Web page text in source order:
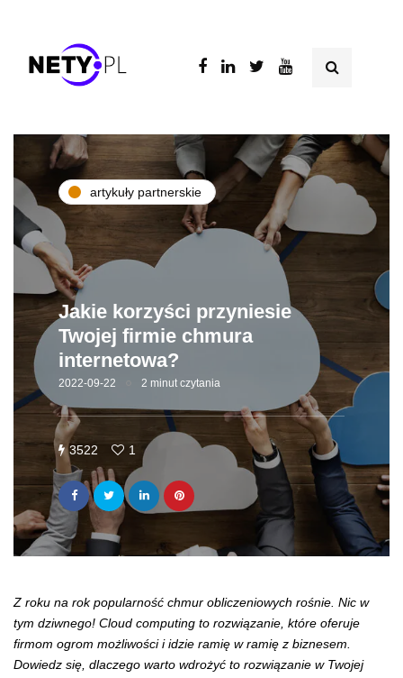
artykuły partnerskie
Jakie korzyści przyniesie
Twojej firmie chmura
internetowa?
2022-09-22 2 minut czytania
3522 1
Z roku na rok popularność chmur obliczeniowych rośnie. Nic w
tym dziwnego! Cloud computing to rozwiązanie, które oferuje
firmom ogrom możliwości i idzie ramię w ramię z biznesem.
Dowiedz się, dlaczego warto wdrożyć to rozwiązanie w Twojej